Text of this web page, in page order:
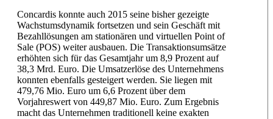
Concardis konnte auch 2015 seine bisher gezeigte
Wachstumsdynamik fortsetzen und sein Geschäft mit
Bezahllösungen am stationären und virtuellen Point of
Sale (POS) weiter ausbauen. Die Transaktionsumsätze
erhöhten sich für das Gesamtjahr um 8,9 Prozent auf
38,3 Mrd. Euro. Die Umsatzerlöse des Unternehmens
konnten ebenfalls gesteigert werden. Sie liegen mit
479,76 Mio. Euro um 6,6 Prozent über dem
Vorjahreswert von 449,87 Mio. Euro. Zum Ergebnis
macht das Unternehmen traditionell keine exakten